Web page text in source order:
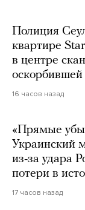
Полиция
квартире
в центре
16 часов назад
«Прямые
Украинский
из-за удара
потери в
17 часов назад